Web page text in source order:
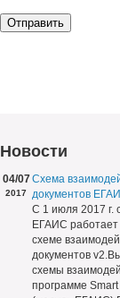
Новости
04/07
2017
Схема
документов
С 1 июля 2017 г.
ЕГАИС работает
схеме
документов
схемы
программе